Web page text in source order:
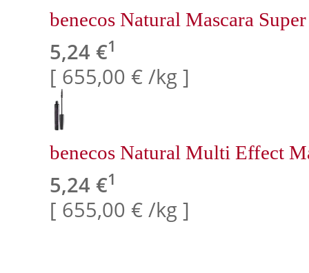
benecos Natural Mascara
5,24 €1
[ 655,00 € /kg ]
benecos Natural Multi Effect
5,24 €1
[ 655,00 € /kg ]